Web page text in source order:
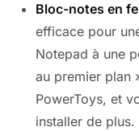
Bloc-notes en
efficace pour
Notepad à une
au premier plan
PowerToys, et
installer de plus.